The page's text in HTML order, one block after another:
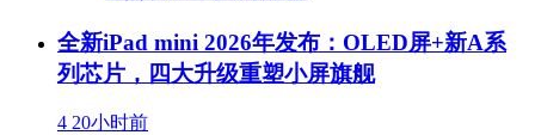
全新iPad mini 2026年发布：OLED屏+新A系
列芯片，四大升级重塑小屏旗舰
4 20小时前